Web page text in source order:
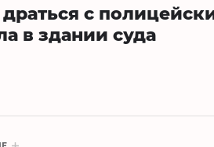
с
в здании суда